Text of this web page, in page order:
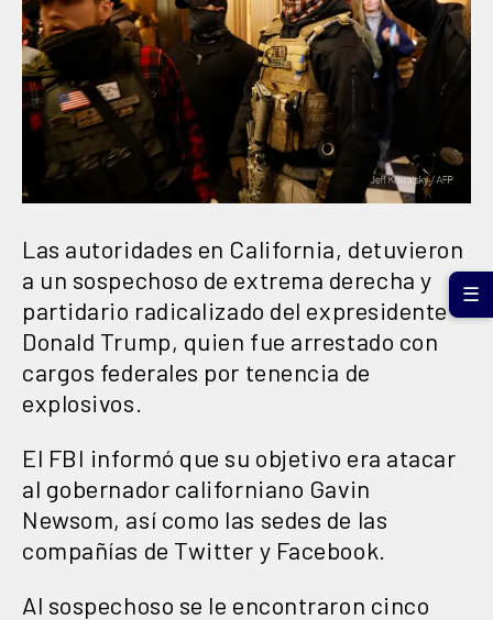
Las autoridades en California, detuvieron
a un sospechoso de extrema derecha y
partidario radicalizado del expresidente
Donald Trump, quien fue arrestado con
cargos federales por tenencia de
explosivos.
El FBI informó que su objetivo era atacar
al gobernador californiano Gavin
Newsom, así como las sedes de las
compañías de Twitter y Facebook.
Al sospechoso se le encontraron cinco
☰